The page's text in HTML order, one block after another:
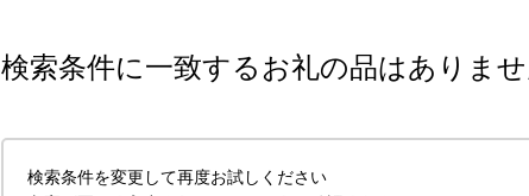
検索条件に一致するお礼の品はありま
検索条件を変更して再度お試しください